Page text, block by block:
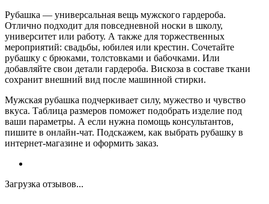
Рубашка — универсальная вещь мужского гардероба.
Отлично подходит для повседневной носки в школу,
университет или работу. А также для торжественных
мероприятий: свадьбы, юбилея или крестин. Сочетайте
рубашку с брюками, толстовками и бабочками. Или
добавляйте свои детали гардероба. Вискоза в составе ткани
сохранит внешний вид после машинной стирки.
Мужская рубашка подчеркивает силу, мужество и чувство
вкуса. Таблица размеров поможет подобрать изделие под
ваши параметры. А если нужна помощь консультантов,
пишите в онлайн-чат. Подскажем, как выбрать рубашку в
интернет-магазине и оформить заказ.
Загрузка отзывов...